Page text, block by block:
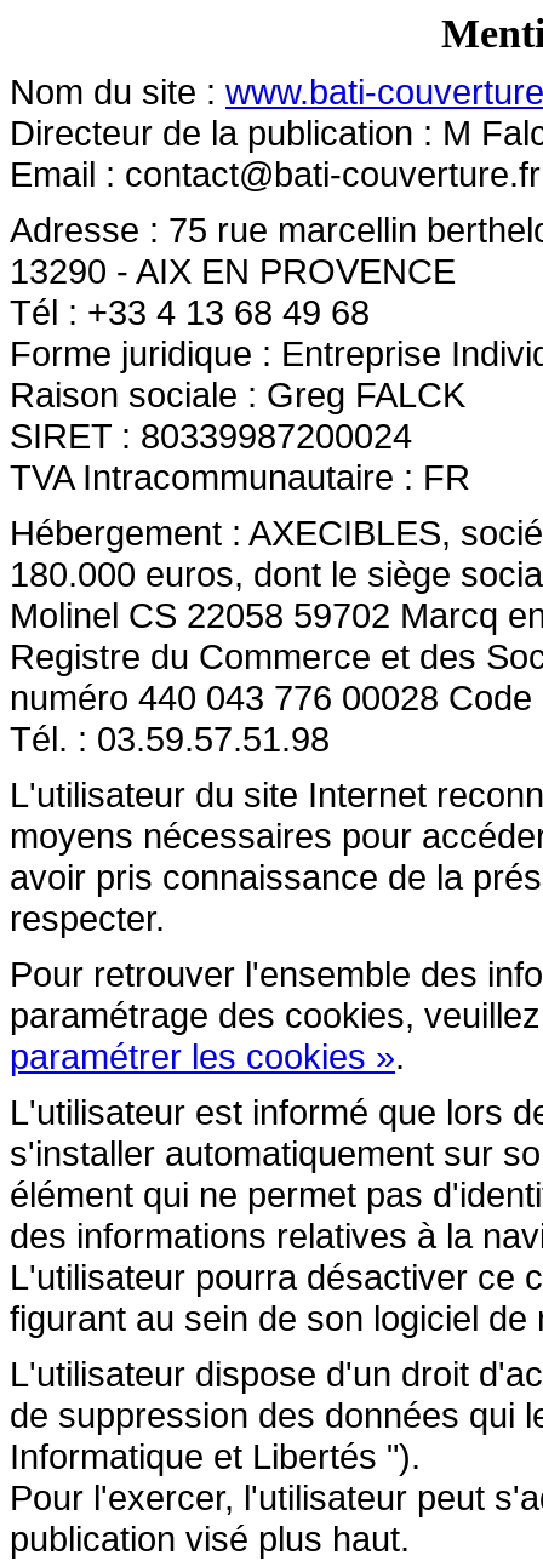
Nom du site : www.bati-
Directeur de la publication : M
Email : contact@bati-couverture.fr
Adresse : 75 rue marcellin
13290 - AIX EN PROVENCE
Tél : +33 4 13 68 49 68
Forme juridique : Entreprise
Raison sociale : Greg FALCK
SIRET : 80339987200024
TVA Intracommunautaire : FR
Hébergement : AXECIBLES,
180.000 euros, dont le siège
Molinel CS 22058 59702 Marcq
Registre du Commerce et des
numéro 440 043 776 00028
Tél. : 03.59.57.51.98
L'utilisateur du site Internet
moyens nécessaires pour
avoir pris connaissance de la
respecter.
Pour retrouver l'ensemble des
paramétrage des cookies,
paramétrer les cookies ».
L'utilisateur est informé que lors
s'installer automatiquement sur
élément qui ne permet pas
des informations relatives à la
L'utilisateur pourra désactiver ce
figurant au sein de son logiciel de
L'utilisateur dispose d'un droit
de suppression des données qui
Informatique et Libertés ").
Pour l'exercer, l'utilisateur peut
publication visé plus haut.